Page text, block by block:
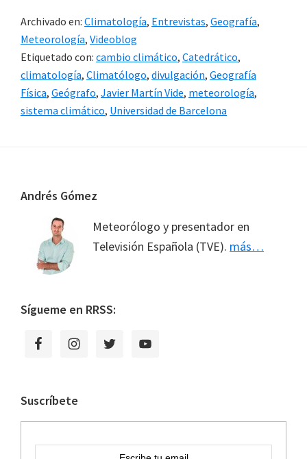
Archivado en: Climatología, Entrevistas, Geografía,
Meteorología, Videoblog
Etiquetado con: cambio climático, Catedrático,
climatología, Climatólogo, divulgación, Geografía
Física, Geógrafo, Javier Martín Vide, meteorología,
sistema climático, Universidad de Barcelona
Footer
Andrés Gómez
Meteorólogo y presentador en
Televisión Española (TVE). más…
Sígueme en RRSS:
Suscríbete